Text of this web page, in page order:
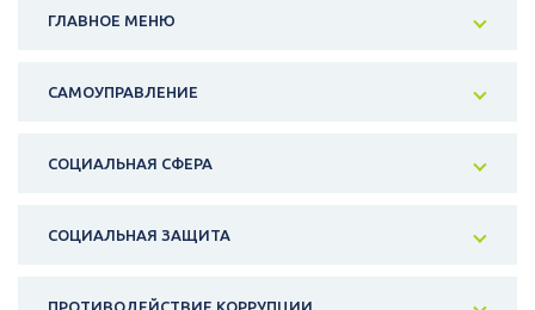
ГЛАВНОЕ МЕНЮ
САМОУПРАВЛЕНИЕ
СОЦИАЛЬНАЯ СФЕРА
СОЦИАЛЬНАЯ ЗАЩИТА